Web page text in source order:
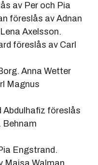
av Per och Pia
föreslås av Adnan
Axelsson.
föreslås av Carl
Anna Wetter
Magnus
föreslås
Behnam
Engstrand.
Maisa Walman